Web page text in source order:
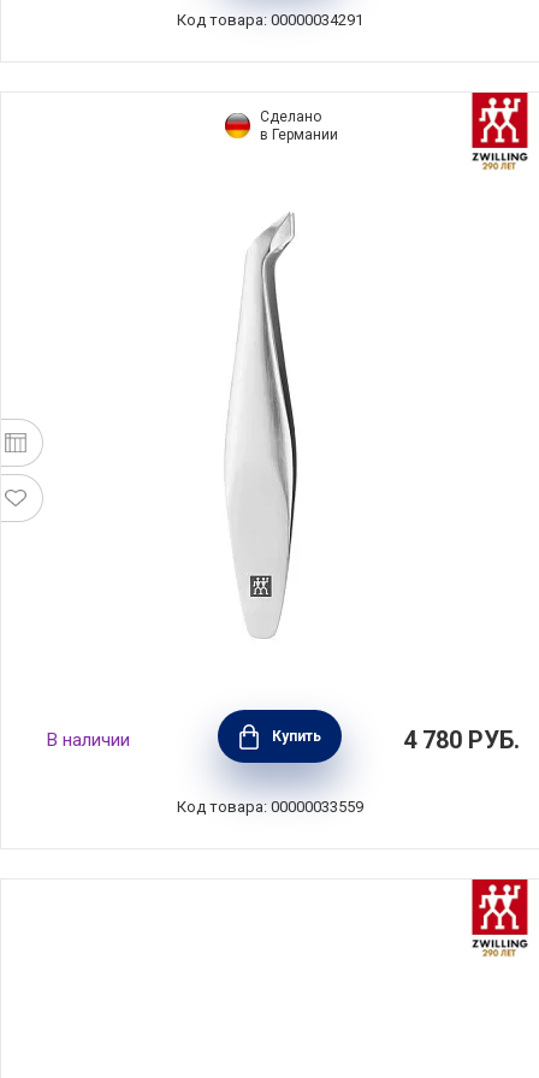
Код товара: 00000034291
Сделано
в Германии
Пинцет для обрезания кутикулы, цвет
серебристый, нержавеющая сталь, Zwilling
J.A. Henckels, 42407-101
В наличии Купить 4 780 РУБ.
Код товара: 00000033559